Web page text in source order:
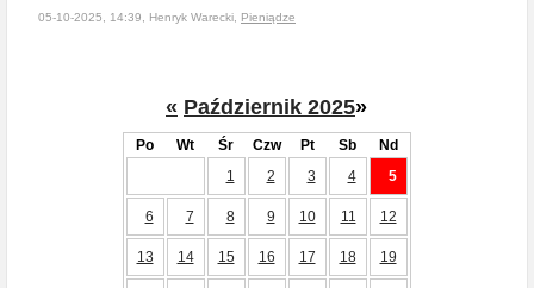
05-10-2025, 14:39, Henryk Warecki, Pieniądze
« Październik 2025»
Po Wt Śr Czw Pt Sb
Nd
1
2 3 4 5
6 7 8 9 10 11 12
13 14 15 16 17 18 19